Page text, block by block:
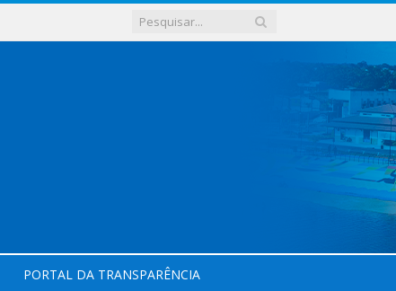
PORTAL DA TRANSPARÊNCIA